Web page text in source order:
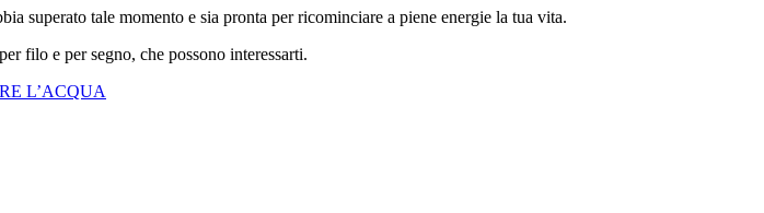
superato tale momento e sia pronta per ricominciare a piene energie la tua vita.
filo e per segno, che possono interessarti.
L’ACQUA